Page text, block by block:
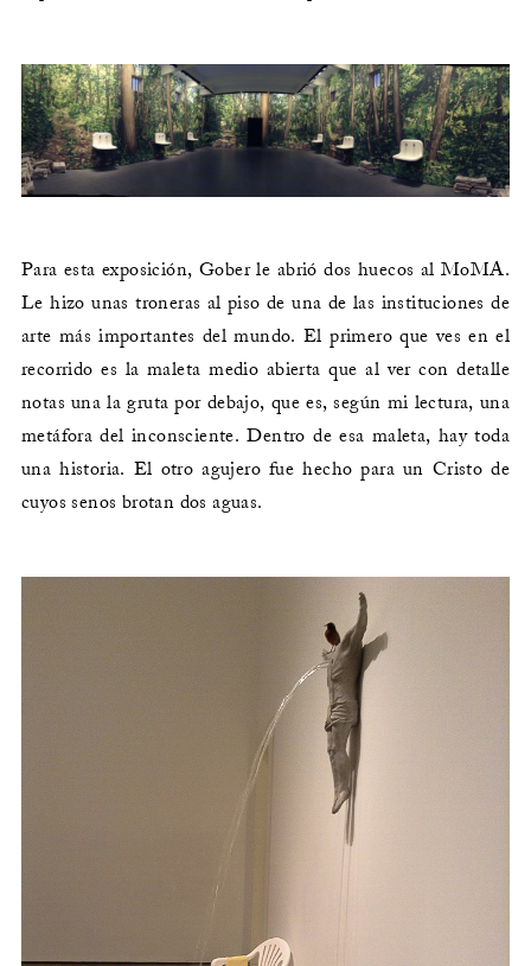
Para esta exposición, Gober le abrió dos huecos al MoMA.
Le hizo unas troneras al piso de una de las instituciones de
arte más importantes del mundo. El primero que ves en el
recorrido es la maleta medio abierta que al ver con detalle
notas una la gruta por debajo, que es, según mi lectura, una
metáfora del inconsciente. Dentro de esa maleta, hay toda
una historia. El otro agujero fue hecho para un Cristo de
cuyos senos brotan dos aguas.